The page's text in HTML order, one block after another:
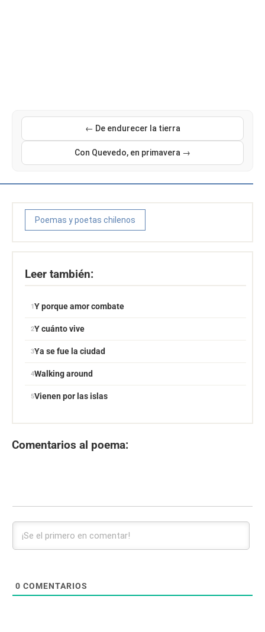
← De endurecer la tierra
Con Quevedo, en primavera →
Poemas y poetas chilenos
Leer también:
Y porque amor combate
Y cuánto vive
Ya se fue la ciudad
Walking around
Vienen por las islas
Comentarios al poema:
0 COMENTARIOS